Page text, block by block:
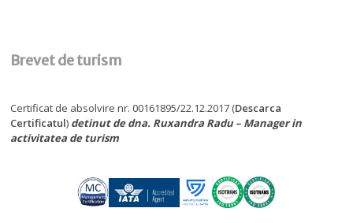
Brevet de turism
Certificat de absolvire nr. 00161895/22.12.2017 (Descarca
Certificatul) detinut de dna. Ruxandra Radu – Manager in
activitatea de turism